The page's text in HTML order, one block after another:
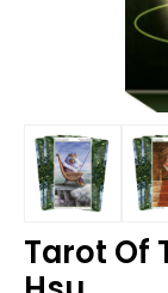
Tarot Of